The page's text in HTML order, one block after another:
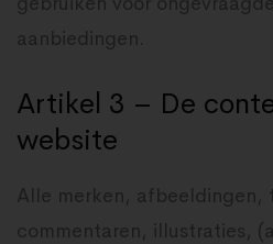
aanbiedingen.
Artikel 3 – De
website
Alle merken, afbeeldingen,
commentaren, illustraties,